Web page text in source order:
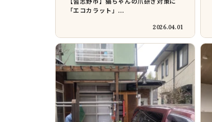
「エコカラット」...
2026.04.01